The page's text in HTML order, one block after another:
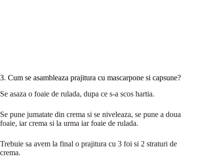
3. Cum se asambleaza prajitura cu mascarpone si capsune?
Se asaza o foaie de rulada, dupa ce s-a scos hartia.
Se pune jumatate din crema si se niveleaza, se pune a doua
foaie, iar crema si la urma iar foaie de rulada.
Trebuie sa avem la final o prajitura cu 3 foi si 2 straturi de
crema.